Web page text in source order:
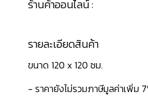
ร้านค้าออนไลน์ :
รายละเอียดสินค้า
ขนาด 120 x 120 ซม.
- ราคายังไม่รวมภาษีมูลค่าเพิ่ม